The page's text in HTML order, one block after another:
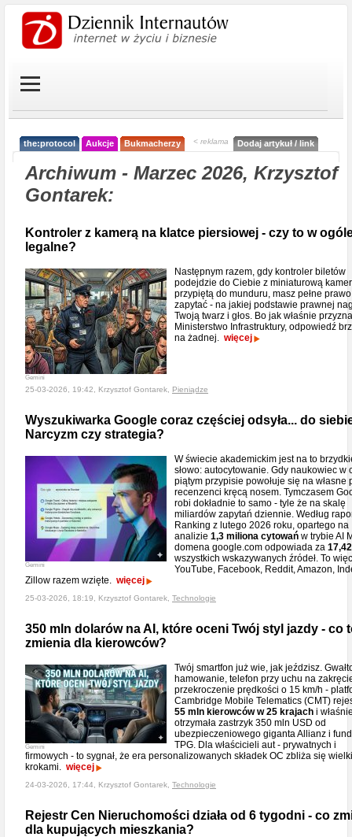
the:protocol Aukcje Bukmacherzy < reklama Dodaj artykuł / link
Archiwum - Marzec 2026, Krzysztof
Gontarek:
Kontroler z kamerą na klatce piersiowej - czy to w
legalne?
Gemini
Następnym razem, gdy kontroler biletów
podejdzie do Ciebie z miniaturową
przypiętą do munduru, masz pełne prawo
zapytać - na jakiej podstawie prawnej
Twoją twarz i głos. Bo jak właśnie
Ministerstwo Infrastruktury, odpowiedź
na żadnej. więcej
25-03-2026, 19:42, Krzysztof Gontarek, Pieniądze
Wyszukiwarka Google coraz częściej odsyła... do
Narcyzm czy strategia?
Gemini
W świecie akademickim jest na to
słowo: autocytowanie. Gdy naukowiec w
piątym przypisie powołuje się na własne
recenzenci kręcą nosem. Tymczasem
robi dokładnie to samo - tyle że na skalę
miliardów zapytań dziennie. Według
Ranking z lutego 2026 roku, opartego na
analizie 1,3 miliona cytowań w trybie AI
domena google.com odpowiada za
wszystkich wskazywanych źródeł. To
YouTube, Facebook, Reddit, Amazon,
Zillow razem wzięte. więcej
25-03-2026, 18:19, Krzysztof Gontarek, Technologie
350 mln dolarów na AI, które oceni Twój styl jazdy - co
zmienia dla kierowców?
Gemini
Twój smartfon już wie, jak jeździsz.
hamowanie, telefon przy uchu na
przekroczenie prędkości o 15 km/h -
Cambridge Mobile Telematics (CMT)
55 mln kierowców w 25 krajach i
otrzymała zastrzyk 350 mln USD od
ubezpieczeniowego giganta Allianz i
TPG. Dla właścicieli aut - prywatnych i
firmowych - to sygnał, że era personalizowanych składek OC zbliża się
krokami. więcej
24-03-2026, 17:44, Krzysztof Gontarek, Technologie
Rejestr Cen Nieruchomości działa od 6 tygodni - co
dla kupujących mieszkania?